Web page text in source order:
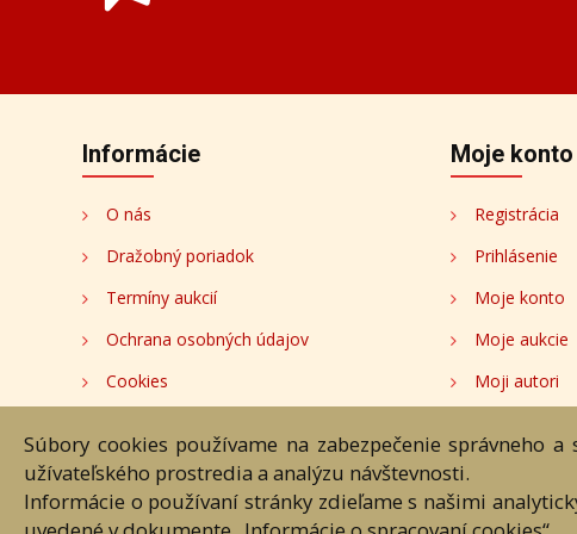
Informácie
O nás
Dražobný poriadok
Termíny aukcií
Ochrana osobných údajov
Cookies
Moje konto
Registrácia
Prihlásenie
Moje konto
Moje aukcie
Moji autori
Hlavná stránka
Súbory cookies používame na zabezpečenie správneho
užívateľského prostredia a analýzu návštevnosti.
Informácie o používaní stránky zdieľame s našimi